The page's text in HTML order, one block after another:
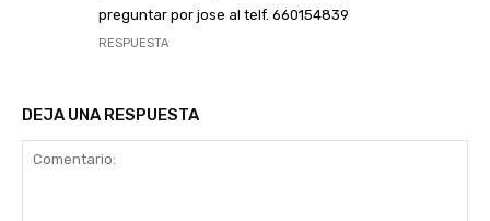
preguntar por jose al telf. 660154839
RESPUESTA
DEJA UNA RESPUESTA